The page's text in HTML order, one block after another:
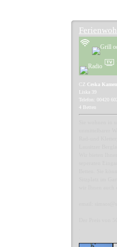
CZ Ceska
Liska 39
Telefon: 00420
4 Betten